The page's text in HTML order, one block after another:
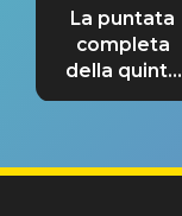
La puntata
completa
della quinta
tappa